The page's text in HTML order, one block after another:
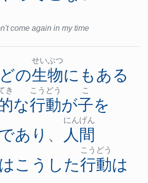
come again in my time
どの
せいぶつ
生物にもある
き
な
こう どう
行動が
こ
子を
あり 、
にんげん
人間
はこうした
こう どう
行動は